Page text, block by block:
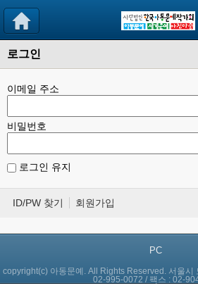
로그인
이메일 주소
비밀번호
로그인 유지
ID/PW 찾기 회원가입
PC
copyright(c) 아동문예. All Rights Reserved. 서울시
02-995-0072 / 팩스 : 02-